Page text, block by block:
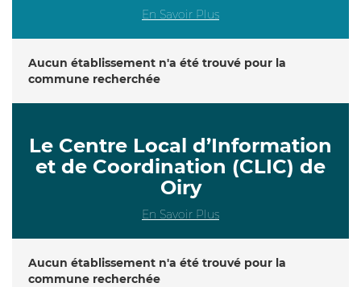
En Savoir Plus
Aucun établissement n'a été trouvé pour la
commune recherchée
Le Centre Local d’Information
et de Coordination (CLIC) de
Oiry
En Savoir Plus
Aucun établissement n'a été trouvé pour la
commune recherchée